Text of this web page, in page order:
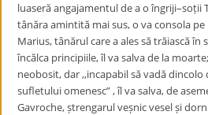
luaseră angajamentul de a o îngriji–soții
tânăra amintită mai sus, o va consola
Marius, tânărul care a ales să trăiască în
încălca principiile, îl va salva de la
neobosit, dar ,,incapabil să vadă
sufletului omenesc” , îl va salva, de
Gavroche, ștrengarul veșnic vesel și